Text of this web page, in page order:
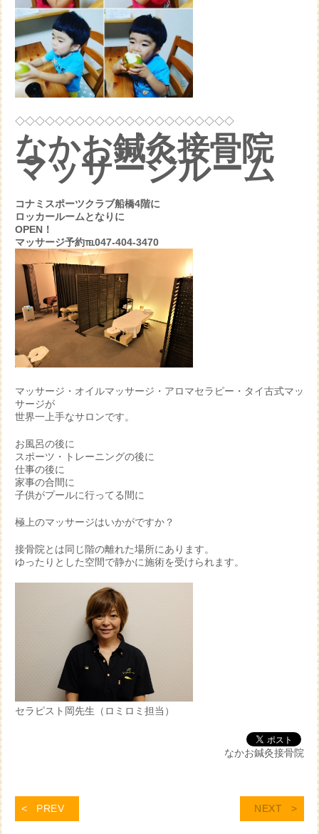
◇◇◇◇◇◇◇◇◇◇◇◇◇◇◇◇◇◇◇◇◇◇
なかお鍼灸接骨院
マッサージルーム
コナミスポーツクラブ船橋4階に
ロッカールームとなりに
OPEN！
マッサージ予約℡047-404-3470
マッサージ・オイルマッサージ・アロマセラピー・タイ古式マッ
サージが
世界一上手なサロンです。
お風呂の後に
スポーツ・トレーニングの後に
仕事の後に
家事の合間に
子供がプールに行ってる間に
極上のマッサージはいかがですか？
接骨院とは同じ階の離れた場所にあります。
ゆったりとした空間で静かに施術を受けられます。
セラピスト岡先生（ロミロミ担当）
なかお鍼灸接骨院
PREV NEXT